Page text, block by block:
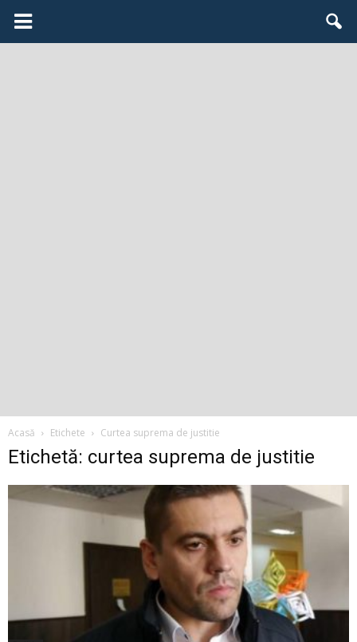
Acasă Etichete Curtea suprema de justitie
Etichetă: curtea suprema de justitie